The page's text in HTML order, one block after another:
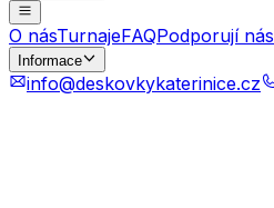
O násTurnajeFAQPodporují nás
Informace
info@deskovkykaterinice.cz